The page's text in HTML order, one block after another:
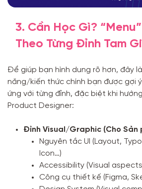
3. Cần Học Gì?
Theo Từng Đỉnh Tam
Để giúp bạn hình dung rõ hơn, đây
năng/kiến thức chính bạn được gợi
ứng với từng đỉnh, đặc biệt khi
Product Designer:
Đỉnh Visual/Graphic (Cho Sản
Nguyên tắc UI (Layout,
Icon…)
Accessibility (Visual
Công cụ thiết kế (Figma,